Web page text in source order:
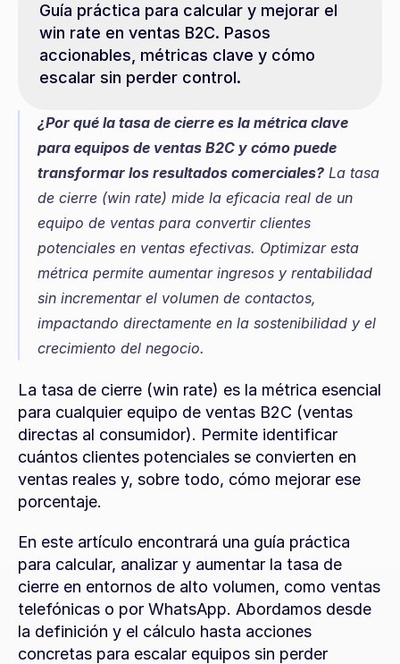
Guía práctica para calcular y mejorar el
win rate en ventas B2C. Pasos
accionables, métricas clave y cómo
escalar sin perder control.
¿Por qué la tasa de cierre es la métrica clave
para equipos de ventas B2C y cómo puede
transformar los resultados comerciales? La tasa
de cierre (win rate) mide la eficacia real de un
equipo de ventas para convertir clientes
potenciales en ventas efectivas. Optimizar esta
métrica permite aumentar ingresos y rentabilidad
sin incrementar el volumen de contactos,
impactando directamente en la sostenibilidad y el
crecimiento del negocio.
La tasa de cierre (win rate) es la métrica esencial
para cualquier equipo de ventas B2C (ventas
directas al consumidor). Permite identificar
cuántos clientes potenciales se convierten en
ventas reales y, sobre todo, cómo mejorar ese
porcentaje.
En este artículo encontrará una guía práctica
para calcular, analizar y aumentar la tasa de
cierre en entornos de alto volumen, como ventas
telefónicas o por WhatsApp. Abordamos desde
la definición y el cálculo hasta acciones
concretas para escalar equipos sin perder